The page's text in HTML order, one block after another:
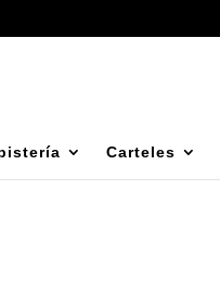
Carteles